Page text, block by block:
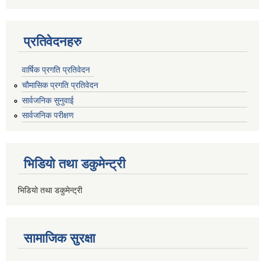
प्रतिवेदनहरु
वार्षिक प्रगति प्रतिवेदन
चौमासिक प्रगति प्रतिवेदन
सार्वजनिक सुनुवाई
सार्वजनिक परीक्षण
भिडियो तथा डकुमेन्ट्री
भिडियो तथा डकुमेन्ट्री
सामाजिक सुरक्षा